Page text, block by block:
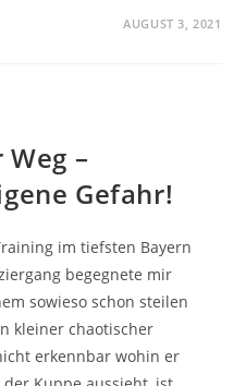
AUGUST 3, 2021
–
Gefahr!
im tiefsten Bayern
begegnete mir
sowieso schon steilen
kleiner chaotischer
erkennbar wohin er